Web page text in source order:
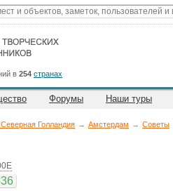
в 254 странах
Форумы Наши туры
Голландия → Амстердам → Советы